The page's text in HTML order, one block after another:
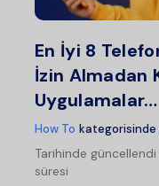
En İyi 8
İzin Almadan
Uygulamalar…
How To kategorisinde
Tarihinde güncellendi
süresi